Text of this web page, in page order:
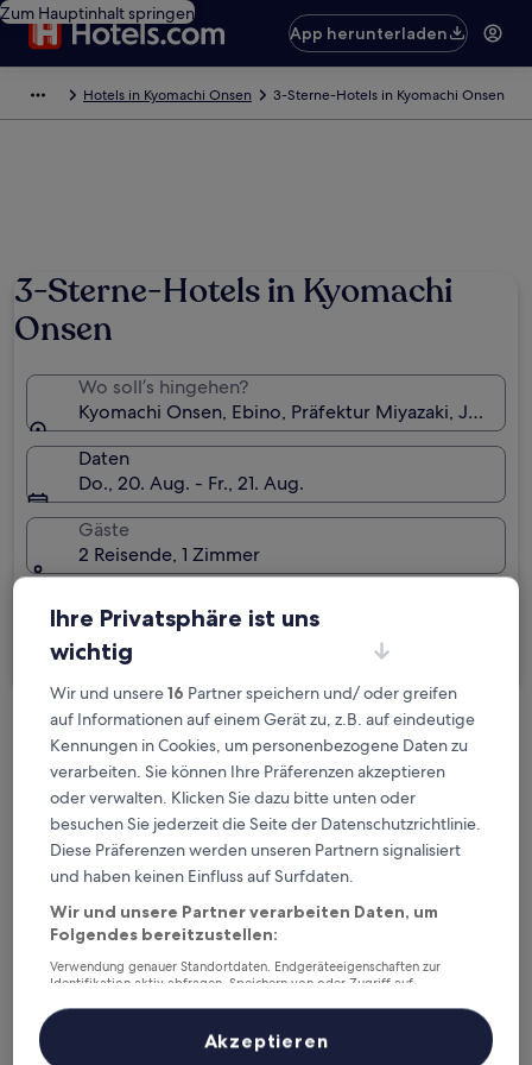
Zum Hauptinhalt springen
App herunterladen
Hotels in Kyomachi Onsen 3-Sterne-Hotels in Kyomachi Onsen
3-Sterne-Hotels in Kyomachi
Onsen
Wo soll’s hingehen?
Kyomachi Onsen, Ebino, Präfektur Miyazaki, Japan
Daten
Do., 20. Aug. - Fr., 21. Aug.
Gäste
2 Reisende, 1 Zimmer
Kostenlose Stornierung bei
Planänderungen
Verdiene Prämien für jede
wahrgenommene Übernachtung
Mehr sparen mit Preisen für Mitglieder
Überprüfe die Preise für diese Daten
Ihre Privatsphäre ist uns
wichtig
Wir und unsere16 Partner speichern und/ oder greifen
auf Informationen auf einem Gerät zu, z.B. auf eindeutige
Kennungen in Cookies, um personenbezogene Daten zu
verarbeiten. Sie können Ihre Präferenzen akzeptieren
oder verwalten. Klicken Sie dazu bitte unten oder
besuchen Sie jederzeit die Seite der Datenschutzrichtlinie.
Diese Präferenzen werden unseren Partnern signalisiert
und haben keinen Einfluss auf Surfdaten.
Wir und unsere Partner verarbeiten Daten, um
Folgendes bereitzustellen:
Verwendung genauer Standortdaten. Endgeräteeigenschaften zur
Identifikation aktiv abfragen. Speichern von oder Zugriff auf
Inhalte, Messung von Werbeleistung und der Performance von Inhalten,
Zielgruppenforschung sowie Entwicklung und Verbesserung von
Akzeptieren